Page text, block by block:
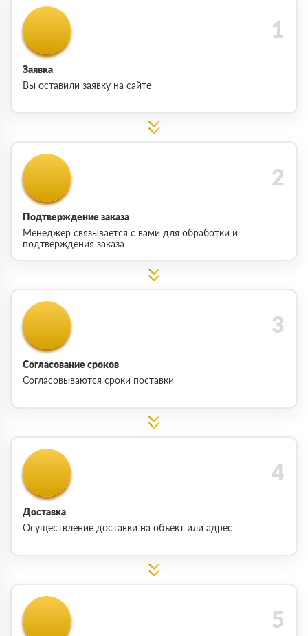
Заявка
Вы оставили заявку на сайте
Подтверждение заказа
Менеджер связывается с вами для обработки и
подтверждения заказа
Согласование сроков
Согласовываются сроки поставки
Доставка
Осуществление доставки на объект или адрес